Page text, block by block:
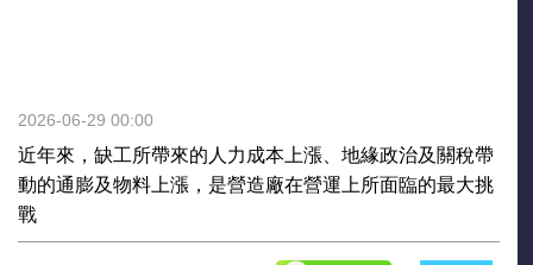
近年來，缺工所帶來的人力成本上漲、地緣政治及關稅帶
動的通膨及物料上漲，是營造廠在營運上所面臨的最大挑
戰
2026-06-29 00:00